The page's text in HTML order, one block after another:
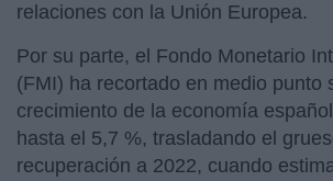
relaciones con la Unión Europea.
Por su parte, el Fondo Monetario
(FMI) ha recortado en medio punto
crecimiento de la economía
hasta el 5,7 %, trasladando el
recuperación a 2022, cuando